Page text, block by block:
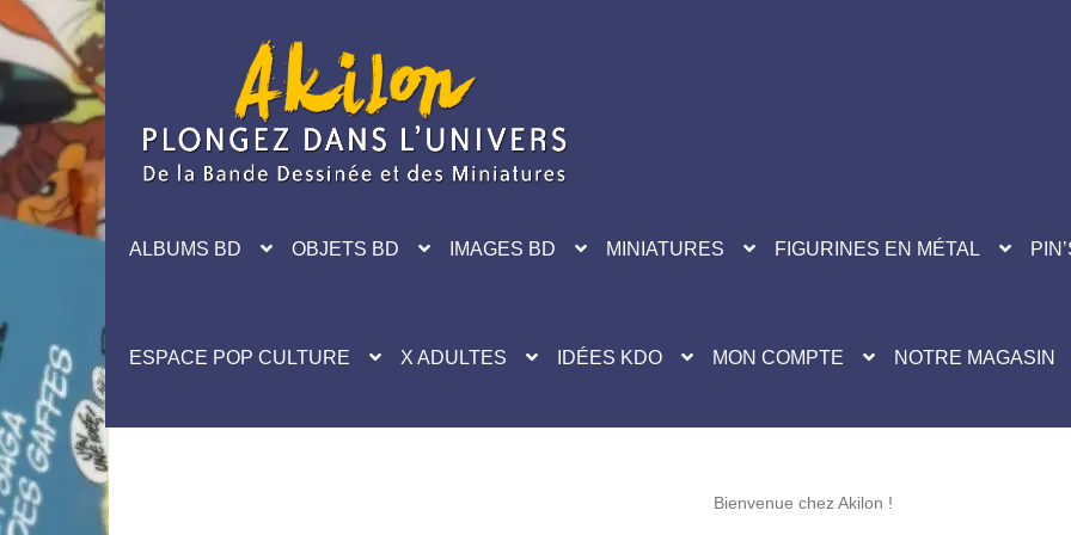
navigation
ALBUMS BD OBJETS BD IMAGES BD MINIATURES FIGURINES EN MÉTAL
ESPACE POP CULTURE X ADULTES IDÉES KDO MON COMPTE NOTRE MAGASIN
Bienvenue chez Akilon !